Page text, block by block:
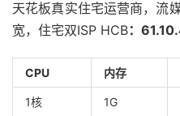
天花板真实住宅运营商，流
宽，住宅双ISP HCB：
CPU 内存
1核 1G